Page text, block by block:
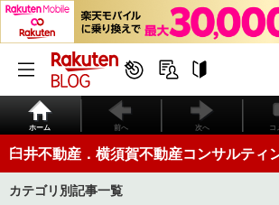
ホーム 前へ 次へ コ
臼井不動産．横須賀不動産コンサルティ
カテゴリ別記事一覧